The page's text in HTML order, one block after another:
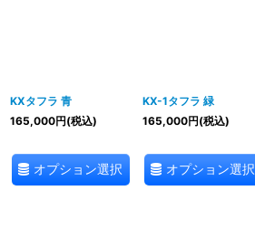
KXタフラ 青
165,000円(税込)
オプション選択
KX-1タフラ 緑
165,000円(税込)
オプション選択